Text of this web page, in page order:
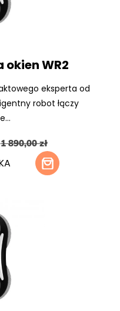
WR2
eksperta od
robot łączy
1 890,00 zł